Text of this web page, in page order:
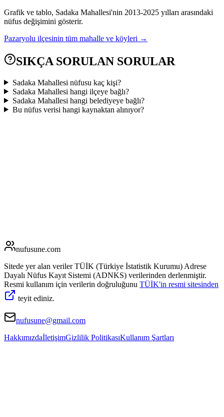
Grafik ve tablo, Sadaka Mahallesi'nin 2013-2025 yılları arasındaki
nüfus değişimini gösterir.
Pazaryolu ilçesinin tüm mahalle ve köyleri →
SIKÇA SORULAN SORULAR
Sadaka Mahallesi nüfusu kaç kişi?
Sadaka Mahallesi hangi ilçeye bağlı?
Sadaka Mahallesi hangi belediyeye bağlı?
Bu nüfus verisi hangi kaynaktan alınıyor?
nufusune.com
Sitede yer alan veriler TÜİK (Türkiye İstatistik Kurumu) Adrese
Dayalı Nüfus Kayıt Sistemi (ADNKS) verilerinden derlenmiştir.
Resmi kullanım için verilerin doğruluğunu TÜİK'in resmi sitesinden
teyit ediniz.
nufusune@gmail.com
HakkımızdaİletişimGizlilik PolitikasıKullanım Şartları